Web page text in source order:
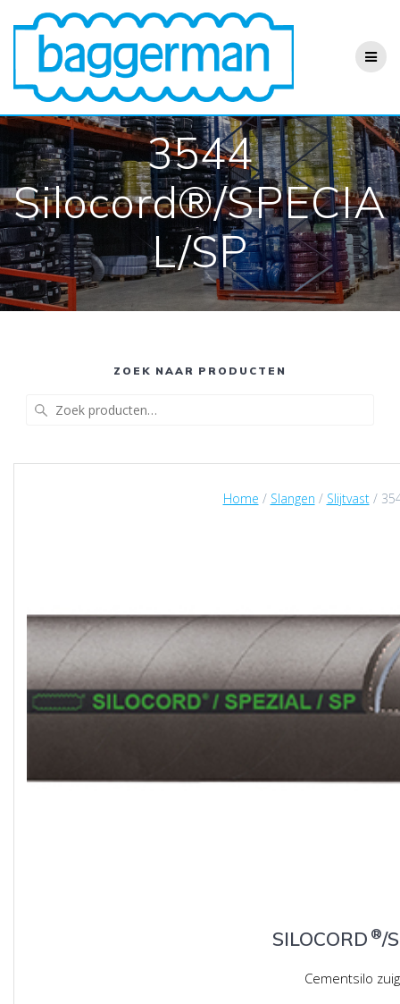
Ga
naar
de
inhoud
3544
Silocord®/SPECIA
L/SP
ZOEK NAAR PRODUCTEN
Home / Slangen / Slijtvast/
SILOCORD ®/
Cementsilo